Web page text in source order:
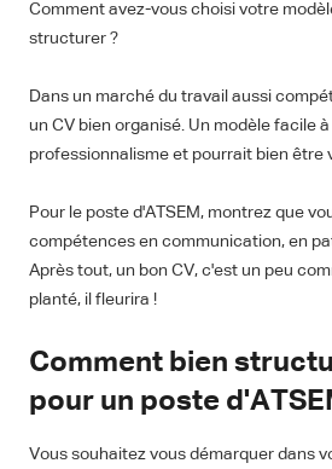
Comment avez-vous choisi votre
structurer ?
Dans un marché du travail aussi
un CV bien organisé. Un modèle facile
professionnalisme et pourrait bien être
Pour le poste d'ATSEM, montrez que
compétences en communication, en
Après tout, un bon CV, c'est un peu
planté, il fleurira !
Comment bien
pour un poste
Vous souhaitez vous démarquer dans